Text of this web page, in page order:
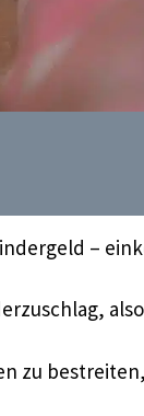
–
zu